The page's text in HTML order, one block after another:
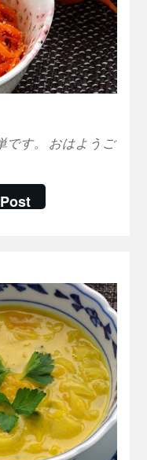
です。 おはようご
Post